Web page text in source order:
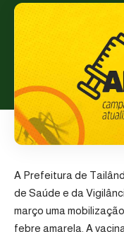
A Prefeitura de
de Saúde e da
março uma
febre amarela. A